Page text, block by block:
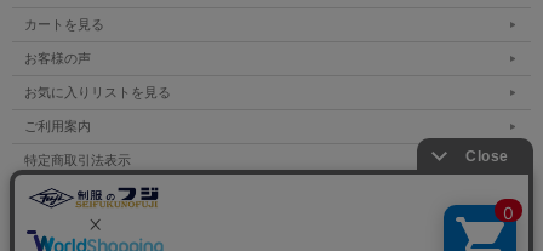
カートを見る
お客様の声
お気に入りリストを見る
ご利用案内
特定商取引法表示
個人情報の取扱い
サイトマップ